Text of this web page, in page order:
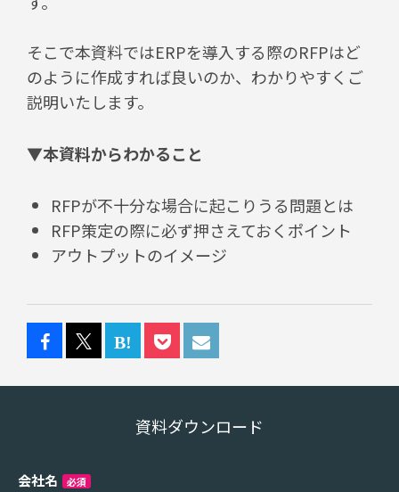
そこで本資料ではERPを導入する際のRFPはど
のように作成すれば良いのか、わかりやすくご
説明いたします。
▼本資料からわかること
RFPが不十分な場合に起こりうる問題とは
RFP策定の際に必ず押さえておくポイント
アウトプットのイメージ
資料ダウンロード
会社名 必須